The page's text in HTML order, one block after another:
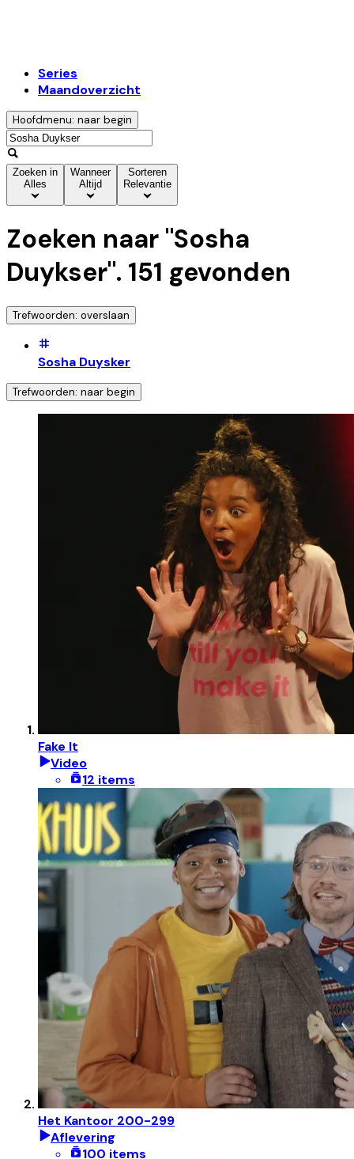
Series
Maandoverzicht
Hoofdmenu: naar begin
Zoeken in
Alles
Wanneer
Altijd
Sorteren
Relevantie
Zoeken naar "Sosha
Duykser". 151 gevonden
Trefwoorden: overslaan
Sosha Duysker
Trefwoorden: naar begin
Fake It
Video
12 items
Het Kantoor 200-299
Aflevering
100 items